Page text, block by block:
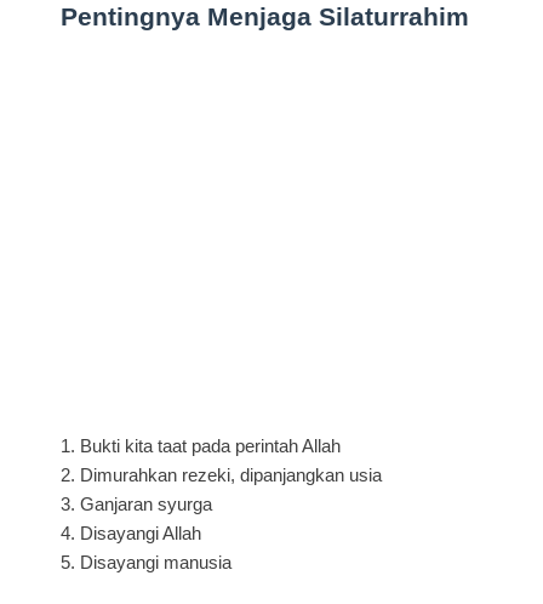
Pentingnya Menjaga Silaturrahim
1. Bukti kita taat pada perintah Allah
2. Dimurahkan rezeki, dipanjangkan usia
3. Ganjaran syurga
4. Disayangi Allah
5. Disayangi manusia